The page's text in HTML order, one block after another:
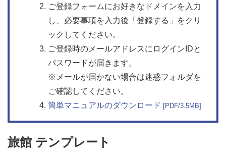
ご登録フォームにお好きなドメインを入力
し、必要事項を入力後「登録する」をクリ
ックしてください。
ご登録時のメールアドレスにログインIDと
パスワードが届きます。
※メールが届かない場合は迷惑フォルダを
ご確認してください。
簡単マニュアルのダウンロード [PDF/3.5MB]
旅館 テンプレート